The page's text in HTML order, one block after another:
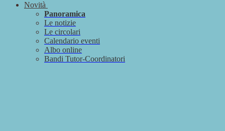
Novità
Panoramica
Le notizie
Le circolari
Calendario eventi
Albo online
Bandi Tutor-Coordinatori